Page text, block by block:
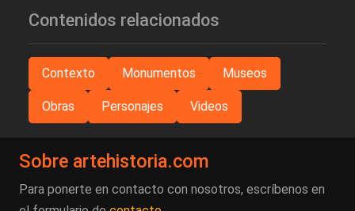
Contenidos relacionados
Contexto Monumentos Museos
Obras Personajes Videos
Sobre artehistoria.com
Para ponerte en contacto con nosotros, escríbenos en